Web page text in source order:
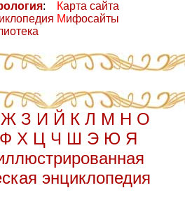
:
Карта сайта
Мифосайты
Ж З И Й К Л М Н О
Ф Х Ц Ч Ш Э Ю Я
энциклопедия